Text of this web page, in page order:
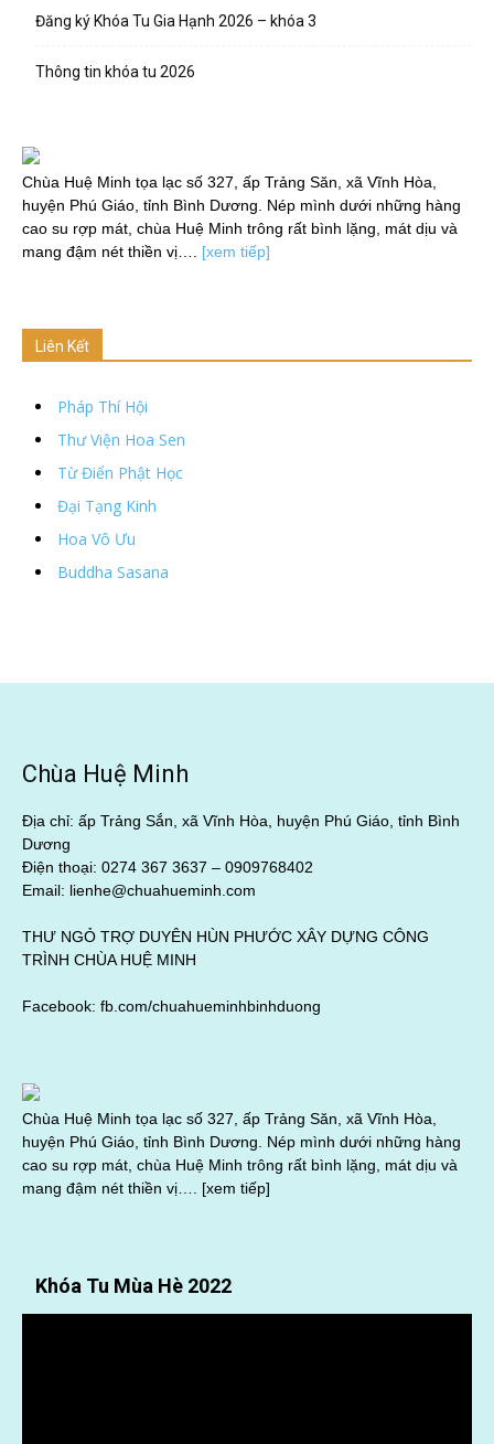
Đăng ký Khóa Tu Gia Hạnh 2026 – khóa 3
Thông tin khóa tu 2026
Chùa Huệ Minh tọa lạc số 327, ấp Trảng Săn, xã Vĩnh Hòa,
huyện Phú Giáo, tỉnh Bình Dương. Nép mình dưới những hàng
cao su rợp mát, chùa Huệ Minh trông rất bình lặng, mát dịu và
mang đậm nét thiền vị…. [xem tiếp]
Liên Kết
Pháp Thí Hội
Thư Viện Hoa Sen
Từ Điển Phật Học
Đại Tạng Kinh
Hoa Vô Ưu
Buddha Sasana
Chùa Huệ Minh
Địa chỉ: ấp Trảng Sắn, xã Vĩnh Hòa, huyện Phú Giáo, tỉnh Bình
Dương
Điện thoại: 0274 367 3637 – 0909768402
Email: lienhe@chuahueminh.com
THƯ NGỎ TRỢ DUYÊN HÙN PHƯỚC XÂY DỰNG CÔNG
TRÌNH CHÙA HUỆ MINH
Facebook: fb.com/chuahueminhbinhduong
Chùa Huệ Minh tọa lạc số 327, ấp Trảng Săn, xã Vĩnh Hòa,
huyện Phú Giáo, tỉnh Bình Dương. Nép mình dưới những hàng
cao su rợp mát, chùa Huệ Minh trông rất bình lặng, mát dịu và
mang đậm nét thiền vị…. [xem tiếp]
Khóa Tu Mùa Hè 2022